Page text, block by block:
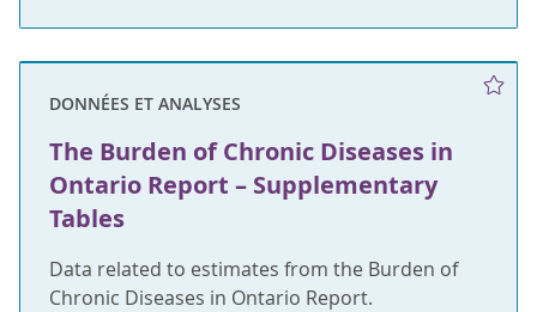
DONNÉES ET ANALYSES
The Burden of Chronic Diseases in
Ontario Report – Supplementary
Tables
Data related to estimates from the Burden of
Chronic Diseases in Ontario Report.